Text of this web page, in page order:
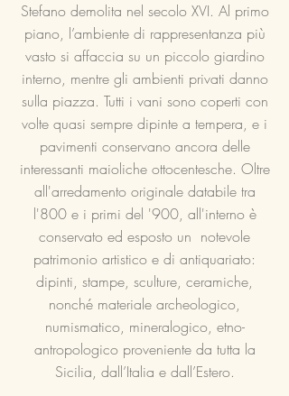
Stefano demolita nel secolo XVI. Al primo
piano, l’ambiente di rappresentanza più
vasto si affaccia su un piccolo giardino
interno, mentre gli ambienti privati danno
sulla piazza. Tutti i vani sono coperti con
volte quasi sempre dipinte a tempera, e i
pavimenti conservano ancora delle
interessanti maioliche ottocentesche. Oltre
all'arredamento originale databile tra
l'800 e i primi del '900, all'interno è
conservato ed esposto un notevole
patrimonio artistico e di antiquariato:
dipinti, stampe, sculture, ceramiche,
nonché materiale archeologico,
numismatico, mineralogico, etno-
antropologico proveniente da tutta la
Sicilia, dall’Italia e dall’Estero.